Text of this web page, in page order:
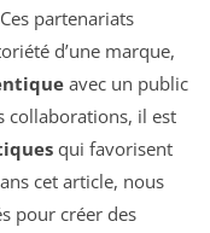
partenariats
d’une marque,
avec un public
collaborations, il est
qui favorisent
cet article, nous
pour créer des